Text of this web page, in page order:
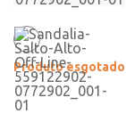
Produto esgotado